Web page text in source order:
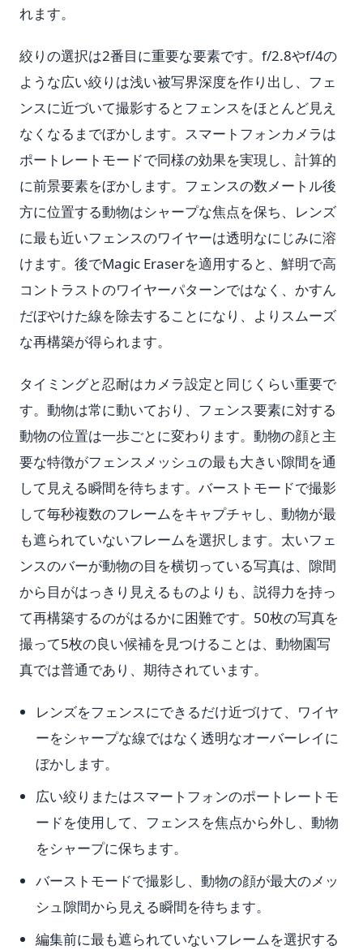
れます。
絞りの選択は2番目に重要な要素です。f/2.8やf/4の
ような広い絞りは浅い被写界深度を作り出し、フェ
ンスに近づいて撮影するとフェンスをほとんど見え
なくなるまでぼかします。スマートフォンカメラは
ポートレートモードで同様の効果を実現し、計算的
に前景要素をぼかします。フェンスの数メートル後
方に位置する動物はシャープな焦点を保ち、レンズ
に最も近いフェンスのワイヤーは透明なにじみに溶
けます。後でMagic Eraserを適用すると、鮮明で高
コントラストのワイヤーパターンではなく、かすん
だぼやけた線を除去することになり、よりスムーズ
な再構築が得られます。
タイミングと忍耐はカメラ設定と同じくらい重要で
す。動物は常に動いており、フェンス要素に対する
動物の位置は一歩ごとに変わります。動物の顔と主
要な特徴がフェンスメッシュの最も大きい隙間を通
して見える瞬間を待ちます。バーストモードで撮影
して毎秒複数のフレームをキャプチャし、動物が最
も遮られていないフレームを選択します。太いフェ
ンスのバーが動物の目を横切っている写真は、隙間
から目がはっきり見えるものよりも、説得力を持っ
て再構築するのがはるかに困難です。50枚の写真を
撮って5枚の良い候補を見つけることは、動物園写
真では普通であり、期待されています。
レンズをフェンスにできるだけ近づけて、ワイヤ
ーをシャープな線ではなく透明なオーバーレイに
ぼかします。
広い絞りまたはスマートフォンのポートレートモ
ードを使用して、フェンスを焦点から外し、動物
をシャープに保ちます。
バーストモードで撮影し、動物の顔が最大のメッ
シュ隙間から見える瞬間を待ちます。
編集前に最も遮られていないフレームを選択する